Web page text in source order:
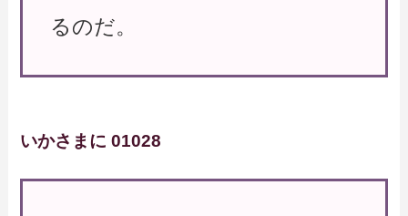
るのだ。
いかさまに 01028